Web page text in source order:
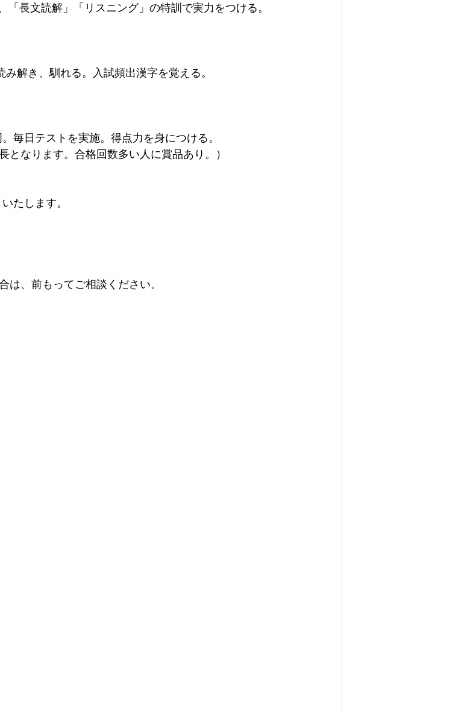
長文読解」「リスニング」の特訓で実力をつける。
解き、馴れる。入試頻出漢字を覚える。
毎日テストを実施。得点力を身につける。
となります。合格回数多い人に賞品あり。）
たします。
は、前もってご相談ください。